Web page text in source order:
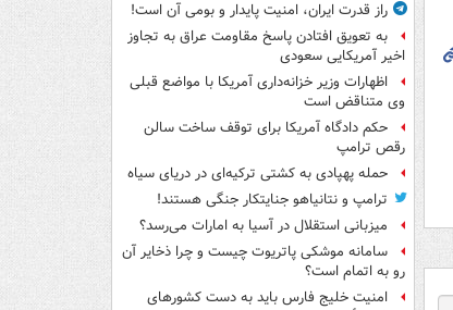
راز قدرت ایران، امنیت پایدار و بومی آن است!
به تعویق افتادن پاسخ مقاومت عراق به تجاوز
اخیر آمریکایی سعودی
اظهارات وزیر خزانه‌داری آمریکا با مواضع قبلی
وی متناقض است
حکم دادگاه آمریکا برای توقف ساخت سالن
رقص ترامپ
حمله پهپادی به کشتی ترکیه‌ای در دریای سیاه
ترامپ و نتانیاهو جنایتکار جنگی هستند!
میزبانی استقلال در آسیا به امارات می‌رسد؟
سامانه موشکی پاتریوت چیست و چرا ذخایر آن
رو به اتمام است؟
امنیت خلیج فارس باید به دست کشورهای